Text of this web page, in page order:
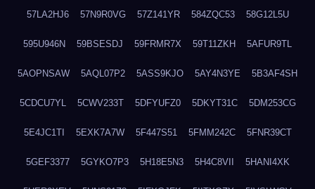
57LA2HJ6 57N9R0VG 57Z141YR 584ZQC53 58G12L5U
595U946N 59BSESDJ 59FRMR7X 59T11ZKH 5AFUR9TL
5AOPNSAW 5AQL07P2 5ASS9KJO 5AY4N3YE 5B3AF4SH
5CDCU7YL 5CWV233T 5DFYUFZ0 5DKYT31C 5DM253CG
5E4JC1TI 5EXK7A7W 5F447S51 5FMM242C 5FNR39CT
5GEF3377 5GYKO7P3 5H18E5N3 5H4C8VII 5HANI4XK